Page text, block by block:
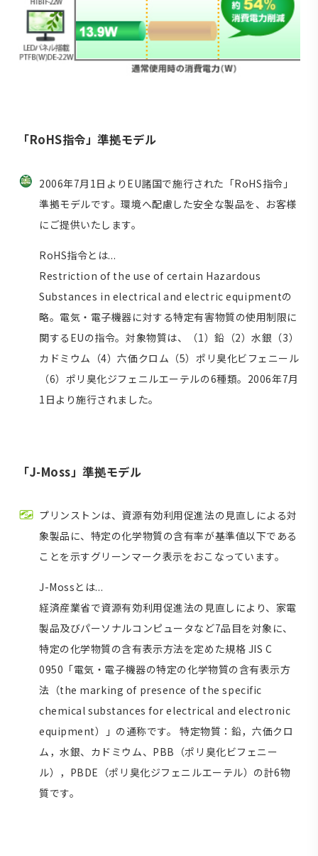
「RoHS指令」準拠モデル
2006年7月1日よりEU諸国で施行された「RoHS指令」
準拠モデルです。環境へ配慮した安全な製品を、お客様
にご提供いたします。
RoHS指令とは...
Restriction of the use of certain Hazardous
Substances in electrical and electric equipmentの
略。電気・電子機器に対する特定有害物質の使用制限に
関するEUの指令。対象物質は、（1）鉛（2）水銀（3）
カドミウム（4）六価クロム（5）ポリ臭化ビフェニール
（6）ポリ臭化ジフェニルエーテルの6種類。2006年7月
1日より施行されました。
「J-Moss」準拠モデル
プリンストンは、資源有効利用促進法の見直しによる対
象製品に、特定の化学物質の含有率が基準値以下である
ことを示すグリーンマーク表示をおこなっています。
J-Mossとは...
経済産業省で資源有効利用促進法の見直しにより、家電
製品及びパーソナルコンピュータなど7品目を対象に、
特定の化学物質の含有表示方法を定めた規格 JIS C
0950「電気・電子機器の特定の化学物質の含有表示方
法（the marking of presence of the specific
chemical substances for electrical and electronic
equipment）」の通称です。 特定物質：鉛，六価クロ
ム，水銀、カドミウム、PBB（ポリ臭化ビフェニー
ル），PBDE（ポリ臭化ジフェニルエーテル）の計6物
質です。